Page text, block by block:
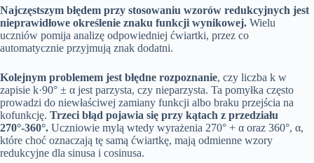
Najczęstszym błędem przy stosowaniu wzorów redukcyjnych jest
nieprawidłowe określenie znaku funkcji wynikowej. Wielu
uczniów pomija analizę odpowiedniej ćwiartki, przez co
automatycznie przyjmują znak dodatni.
Kolejnym problemem jest błędne rozpoznanie, czy liczba k w
zapisie k·90° ± α jest parzysta, czy nieparzysta. Ta pomyłka często
prowadzi do niewłaściwej zamiany funkcji albo braku przejścia na
kofunkcję. Trzeci błąd pojawia się przy kątach z przedziału
270°-360°. Uczniowie mylą wtedy wyrażenia 270° + α oraz 360°, α,
które choć oznaczają tę samą ćwiartkę, mają odmienne wzory
redukcyjne dla sinusa i cosinusa.